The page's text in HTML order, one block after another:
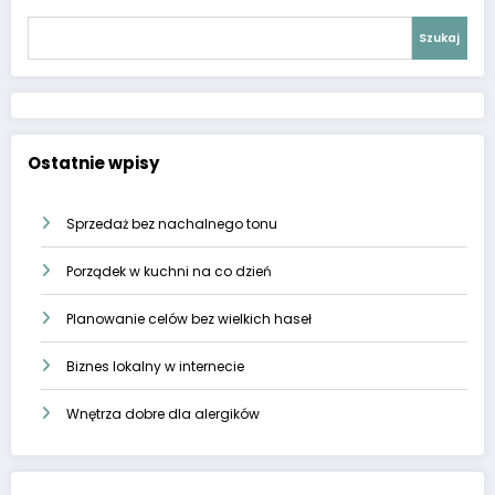
Szukaj
Ostatnie wpisy
Sprzedaż bez nachalnego tonu
Porządek w kuchni na co dzień
Planowanie celów bez wielkich haseł
Biznes lokalny w internecie
Wnętrza dobre dla alergików